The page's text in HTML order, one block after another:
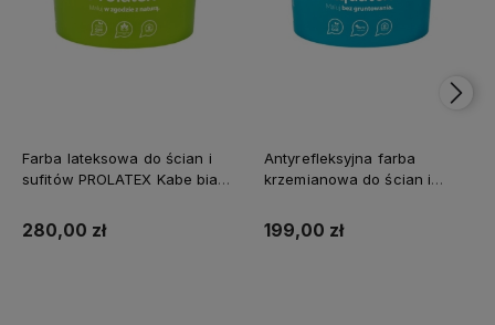
Farba lateksowa do ścian i
sufitów PROLATEX Kabe biała
matowa
280,00 zł
Antyrefleksyjna farba
krzemianowa do ścian i
199,00 zł